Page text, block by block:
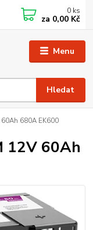
Menu
Hledat
0 ks
za 0,00 Kč
680A EK600
12V 60Ah